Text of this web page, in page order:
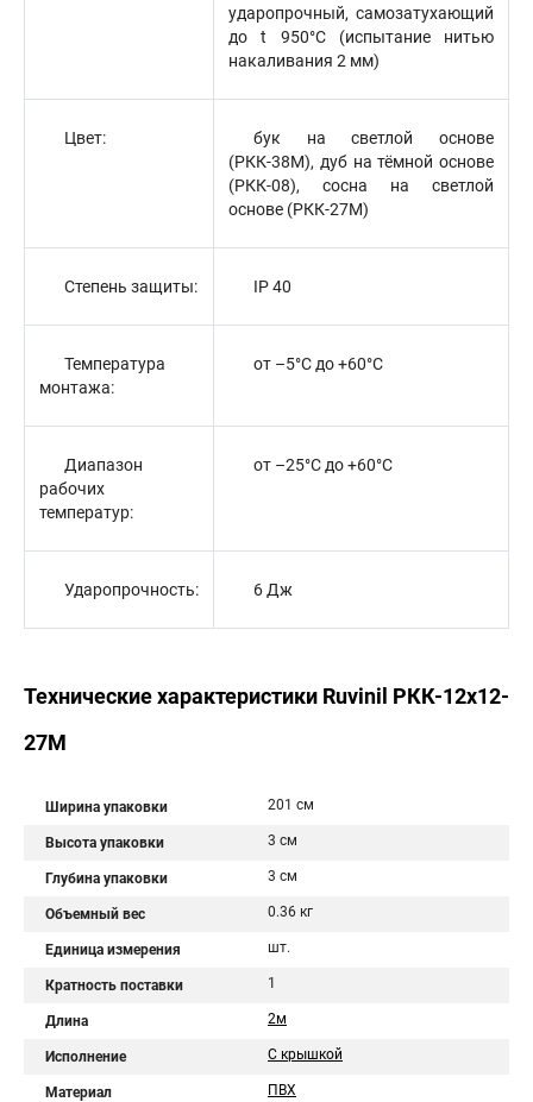
ударопрочный, самозатухающий
до t 950°С (испытание нитью
накаливания 2 мм)
Цвет:
бук на светлой основе
(РКК-38М), дуб на тёмной основе
(РКК-08), сосна на светлой
основе (РКК-27М)
Степень защиты: IP 40
Температура
монтажа:
от –5°С до +60°С
Диапазон
рабочих
температур:
от –25°С до +60°С
Ударопрочность: 6 Дж
Технические характеристики Ruvinil РКК-12х12-
27М
Ширина упаковки 201 см
Высота упаковки 3 см
Глубина упаковки 3 см
Объемный вес 0.36 кг
Единица измерения шт.
Кратность поставки 1
Длина 2м
Исполнение С крышкой
Материал ПВХ